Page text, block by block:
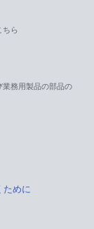
ちら
務用製品の部品の
ために